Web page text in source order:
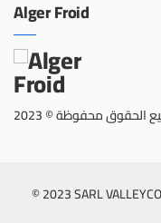
Alger Froid
الحقوق محفوظة © 2023
© 2023 SARL